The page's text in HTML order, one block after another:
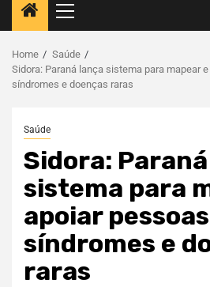
Home
Saúde
Sidora: Paraná lança sistema para mapear
síndromes e doenças raras
Saúde
Sidora:
sistema para
apoiar
síndromes e
raras